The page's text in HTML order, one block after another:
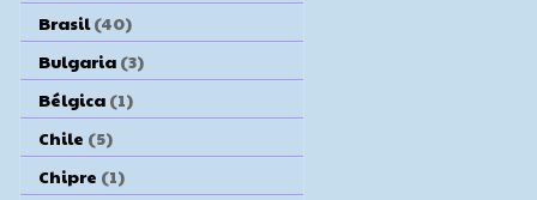
Brasil (40)
Bulgaria (3)
Bélgica (1)
Chile (5)
Chipre (1)